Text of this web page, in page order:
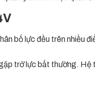
bố lực đều trên nhiều
trở lực bất thường.